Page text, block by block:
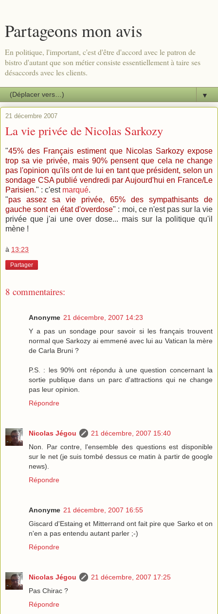
Partageons mon avis
En politique, l'important, c'est d'être d'accord avec le patron de
bistro d'autant que son métier consiste essentiellement à taire ses
désaccords avec les clients.
▼
21 décembre 2007
La vie privée de Nicolas Sarkozy
"45% des Français estiment que Nicolas Sarkozy expose
trop sa vie privée, mais 90% pensent que cela ne change
pas l'opinion qu'ils ont de lui en tant que président, selon un
sondage CSA publié vendredi par Aujourd'hui en France/Le
Parisien." : c'est marqué.
"pas assez sa vie privée, 65% des sympathisants de
gauche sont en état d'overdose" : moi, ce n'est pas sur la vie
privée que j'ai une over dose... mais sur la politique qu'il
mène !
à 13:23
Partager
8 commentaires:
Anonyme 21 décembre, 2007 14:23
Y a pas un sondage pour savoir si les français trouvent
normal que Sarkozy ai emmené avec lui au Vatican la mère
de Carla Bruni ?
P.S. : les 90% ont répondu à une question concernant la
sortie publique dans un parc d'attractions qui ne change
pas leur opinion.
Répondre
Nicolas Jégou
21 décembre, 2007 15:40
Non. Par contre, l'ensemble des questions est disponible
sur le net (je suis tombé dessus ce matin à partir de google
news).
Répondre
Anonyme 21 décembre, 2007 16:55
Giscard d'Estaing et Mitterrand ont fait pire que Sarko et on
n'en a pas entendu autant parler ;-)
Répondre
Nicolas Jégou
21 décembre, 2007 17:25
Pas Chirac ?
Répondre